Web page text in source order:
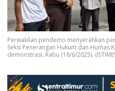
Perwakilan pendemo menyerahkan
Seksi Penerangan Hukum dan Humas
demonstrasi, Rabu (18/6/2025).